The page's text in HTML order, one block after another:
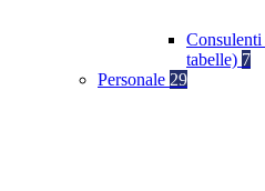
tabelle) 7
Personale 29